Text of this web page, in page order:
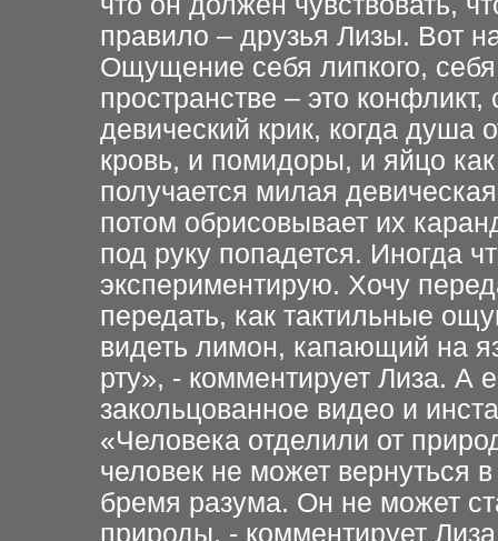
правило – друзья Лизы. Вот
Ощущение себя липкого,
пространстве – это
девический крик, когда душа
кровь, и помидоры, и яйцо
получается милая
потом обрисовывает их
под руку попадется. Иногда
экспериментирую. Хочу
передать, как тактильные
видеть лимон, капающий на
рту», - комментирует Лиза. А
закольцованное видео и
«Человека отделили от
человек не может вернуться
бремя разума. Он не может
природы, - комментирует